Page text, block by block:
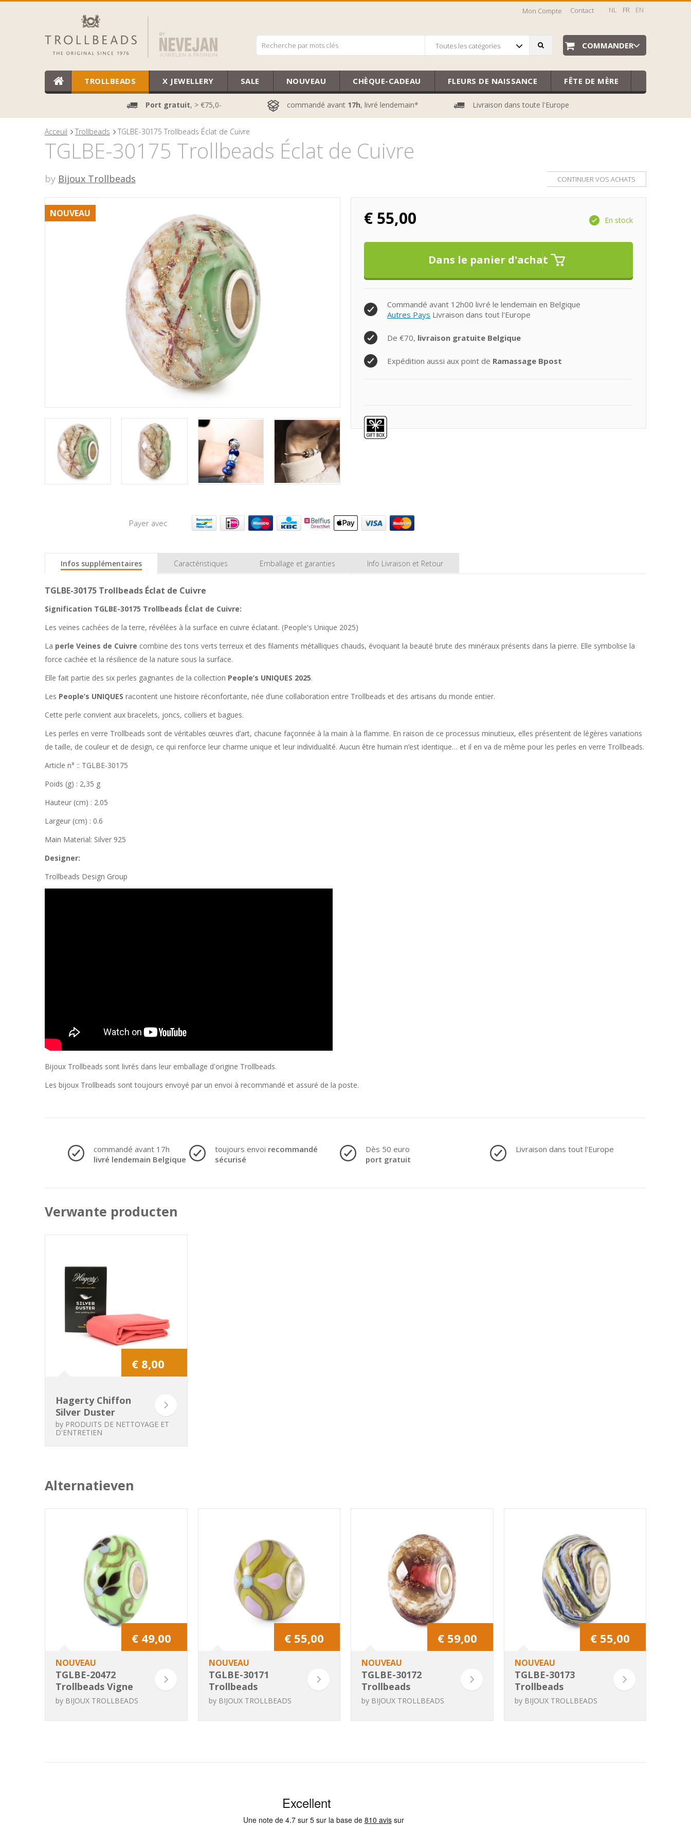
Mon Compte Contact NL FR EN
Toutes les catégories COMMANDER
TROLLBEADS X JEWELLERY SALE NOUVEAU CHÈQUE-CADEAU FLEURS DE NAISSANCE FÊTE DE MÈRE
Port gratuit, > €75,0- commandé avant 17h, livré lendemain* Livraison dans toute l'Europe
Acceuil Trollbeads TGLBE-30175 Trollbeads Éclat de Cuivre
TGLBE-30175 Trollbeads Éclat de Cuivre
by Bijoux Trollbeads CONTINUER VOS ACHATS
NOUVEAU € 55,00 En stock
Commandé avant 12h00 livré le lendemain en Belgique
Autres Pays Livraison dans tout l'Europe
De €70, livraison gratuite Belgique
Expédition aussi aux point de Ramassage Bpost
Payer avec
Infos supplémentaires Caractéristiques Emballage et garanties Info Livraison et Retour
TGLBE-30175 Trollbeads Éclat de Cuivre
Signification TGLBE-30175 Trollbeads Éclat de Cuivre:
Les veines cachées de la terre, révélées à la surface en cuivre éclatant. (People's Unique 2025)
La perle Veines de Cuivre combine des tons verts terreux et des filaments métalliques chauds, évoquant la beauté brute des minéraux présents dans la pierre. Elle symbolise la
force cachée et la résilience de la nature sous la surface.
Elle fait partie des six perles gagnantes de la collection People’s UNIQUES 2025.
Les People’s UNIQUES racontent une histoire réconfortante, née d’une collaboration entre Trollbeads et des artisans du monde entier.
Cette perle convient aux bracelets, joncs, colliers et bagues.
Les perles en verre Trollbeads sont de véritables œuvres d’art, chacune façonnée à la main à la flamme. En raison de ce processus minutieux, elles présentent de légères variations
de taille, de couleur et de design, ce qui renforce leur charme unique et leur individualité. Aucun être humain n’est identique… et il en va de même pour les perles en verre Trollbeads.
Article n° :: TGLBE-30175
Poids (g) : 2,35 g
Hauteur (cm) : 2.05
Largeur (cm) : 0.6
Main Material: Silver 925
Designer:
Trollbeads Design Group
Bijoux Trollbeads sont livrés dans leur emballage d'origine Trollbeads.
Les bijoux Trollbeads sont toujours envoyé par un envoi à recommandé et assuré de la poste.
commandé avant 17h
livré lendemain Belgique
toujours envoi recommandé
sécurisé
Dès 50 euro
port gratuit
Livraison dans tout l'Europe
Verwante producten
€ 8,00
Hagerty Chiffon
Silver Duster
by PRODUITS DE NETTOYAGE ET
D'ENTRETIEN
Alternatieven
€ 49,00
NOUVEAU
TGLBE-20472
Trollbeads Vigne
Enchantée
by BIJOUX TROLLBEADS
€ 55,00
NOUVEAU
TGLBE-30171
Trollbeads
Nymphe
by BIJOUX TROLLBEADS
€ 59,00
NOUVEAU
TGLBE-30172
Trollbeads
Grenade
by BIJOUX TROLLBEADS
€ 55,00
NOUVEAU
TGLBE-30173
Trollbeads
Univers Onirique
by BIJOUX TROLLBEADS